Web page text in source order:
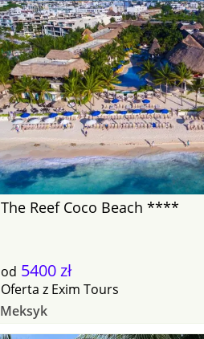
The Reef Coco Beach ****
od 5400 zł
Oferta z Exim Tours
Meksyk